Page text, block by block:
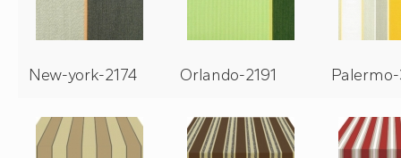
New-york-2174 Orlando-2191